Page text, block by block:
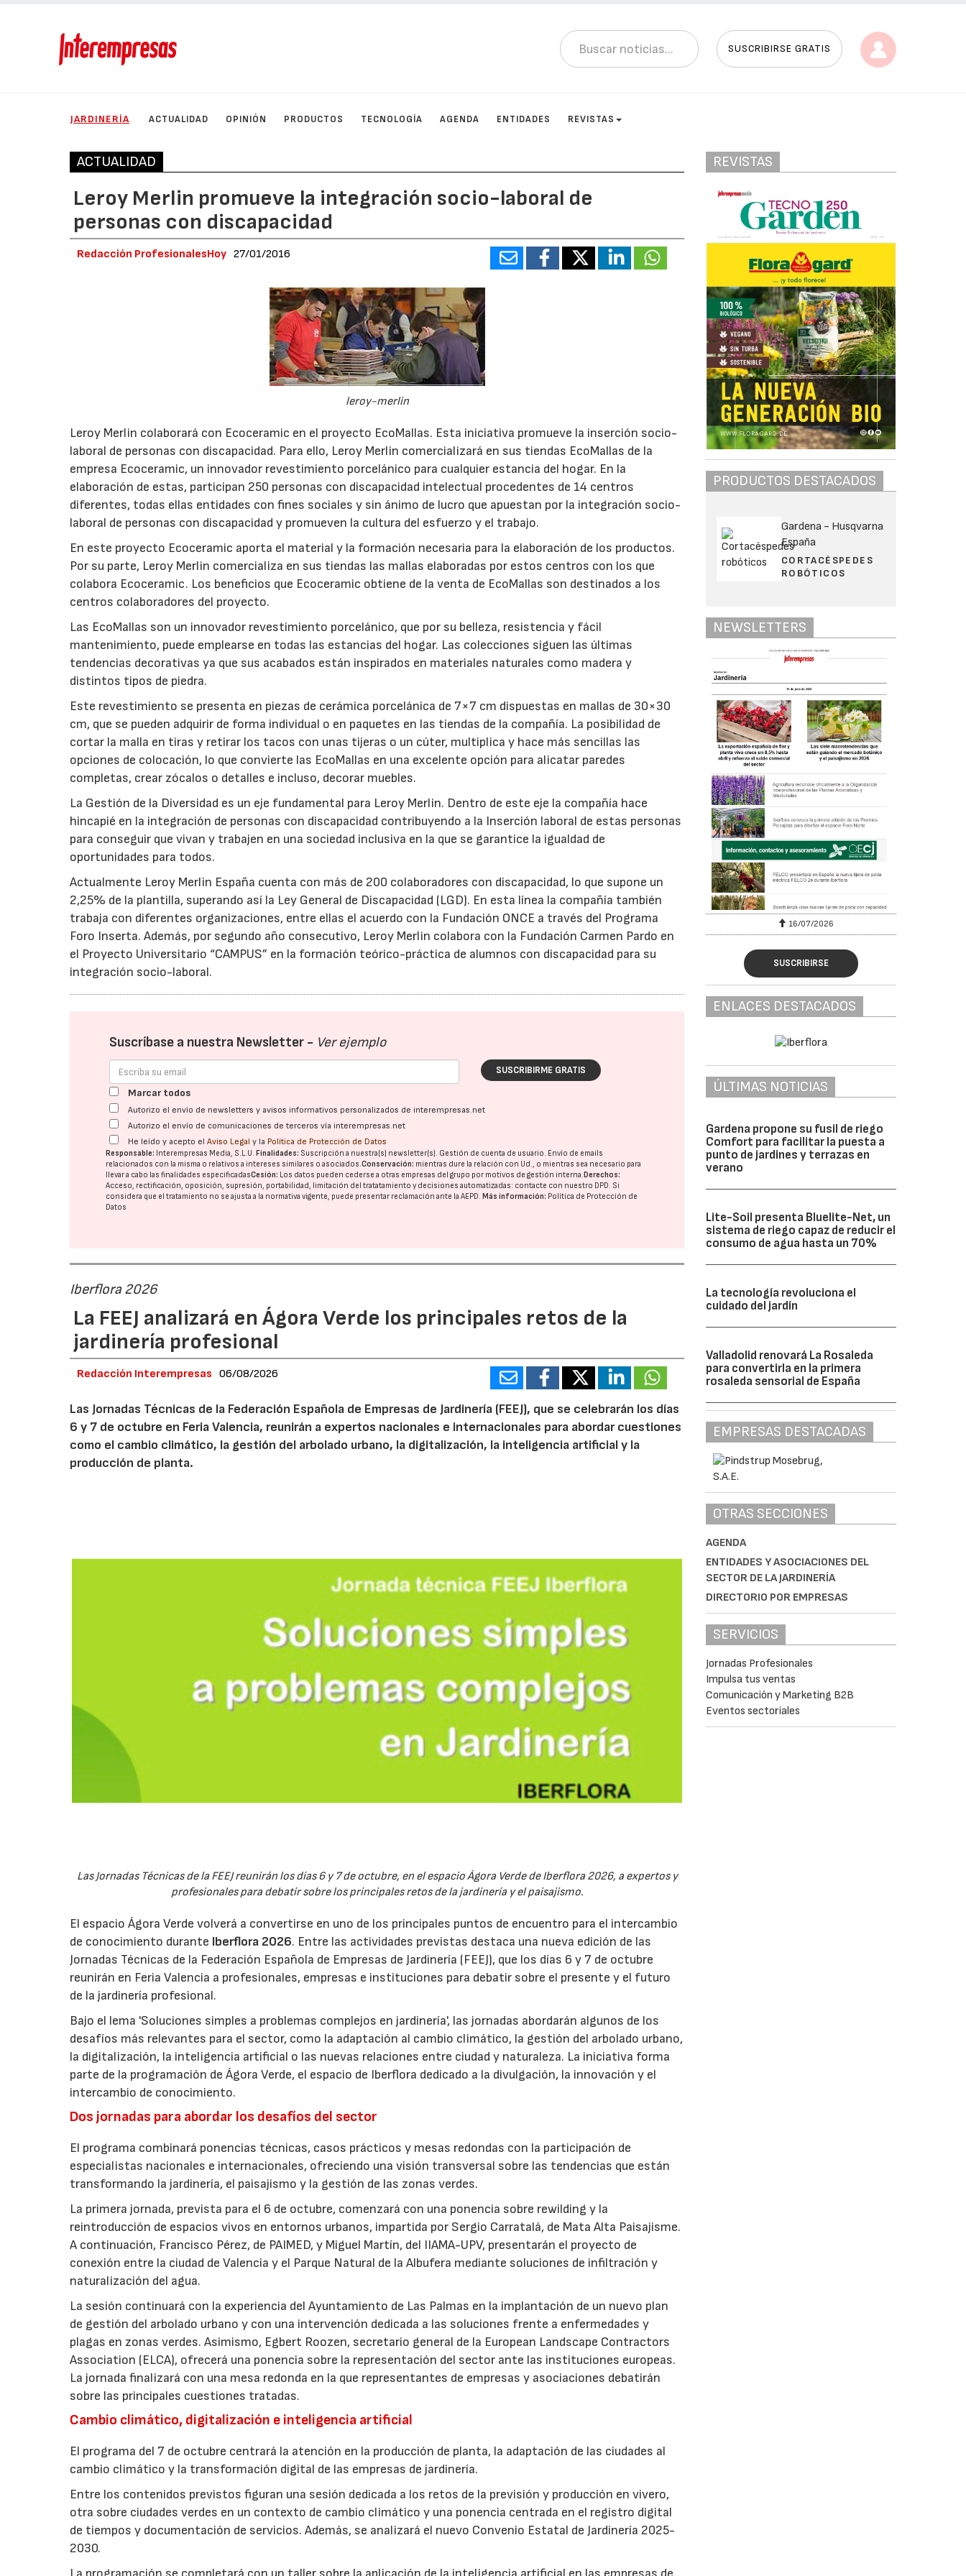
SUSCRIBIRSE GRATIS
JARDINERÍA ACTUALIDAD OPINIÓN PRODUCTOS TECNOLOGÍA AGENDA ENTIDADES REVISTAS
ACTUALIDAD
Leroy Merlin promueve la integración socio-laboral de
personas con discapacidad
Redacción ProfesionalesHoy 27/01/2016
leroy-merlin
Leroy Merlin colaborará con Ecoceramic en el proyecto EcoMallas. Esta iniciativa promueve la inserción socio-
laboral de personas con discapacidad. Para ello, Leroy Merlin comercializará en sus tiendas EcoMallas de la
empresa Ecoceramic, un innovador revestimiento porcelánico para cualquier estancia del hogar. En la
elaboración de estas, participan 250 personas con discapacidad intelectual procedentes de 14 centros
diferentes, todas ellas entidades con fines sociales y sin ánimo de lucro que apuestan por la integración socio-
laboral de personas con discapacidad y promueven la cultura del esfuerzo y el trabajo.
En este proyecto Ecoceramic aporta el material y la formación necesaria para la elaboración de los productos.
Por su parte, Leroy Merlin comercializa en sus tiendas las mallas elaboradas por estos centros con los que
colabora Ecoceramic. Los beneficios que Ecoceramic obtiene de la venta de EcoMallas son destinados a los
centros colaboradores del proyecto.
Las EcoMallas son un innovador revestimiento porcelánico, que por su belleza, resistencia y fácil
mantenimiento, puede emplearse en todas las estancias del hogar. Las colecciones siguen las últimas
tendencias decorativas ya que sus acabados están inspirados en materiales naturales como madera y
distintos tipos de piedra.
Este revestimiento se presenta en piezas de cerámica porcelánica de 7×7 cm dispuestas en mallas de 30×30
cm, que se pueden adquirir de forma individual o en paquetes en las tiendas de la compañía. La posibilidad de
cortar la malla en tiras y retirar los tacos con unas tijeras o un cúter, multiplica y hace más sencillas las
opciones de colocación, lo que convierte las EcoMallas en una excelente opción para alicatar paredes
completas, crear zócalos o detalles e incluso, decorar muebles.
La Gestión de la Diversidad es un eje fundamental para Leroy Merlin. Dentro de este eje la compañía hace
hincapié en la integración de personas con discapacidad contribuyendo a la Inserción laboral de estas personas
para conseguir que vivan y trabajen en una sociedad inclusiva en la que se garantice la igualdad de
oportunidades para todos.
Actualmente Leroy Merlin España cuenta con más de 200 colaboradores con discapacidad, lo que supone un
2,25% de la plantilla, superando así la Ley General de Discapacidad (LGD). En esta línea la compañía también
trabaja con diferentes organizaciones, entre ellas el acuerdo con la Fundación ONCE a través del Programa
Foro Inserta. Además, por segundo año consecutivo, Leroy Merlin colabora con la Fundación Carmen Pardo en
el Proyecto Universitario “CAMPUS” en la formación teórico-práctica de alumnos con discapacidad para su
integración socio-laboral.
Suscríbase a nuestra Newsletter - Ver ejemplo
SUSCRIBIRME GRATIS
Marcar todos
Autorizo el envío de newsletters y avisos informativos personalizados de interempresas.net
Autorizo el envío de comunicaciones de terceros vía interempresas.net
He leído y acepto elAviso Legal y la Política de Protección de Datos
Responsable: Interempresas Media, S.L.U. Finalidades: Suscripción a nuestra(s) newsletter(s). Gestión de cuenta de usuario. Envío de emails
relacionados con la misma o relativos a intereses similares o asociados.Conservación: mientras dure la relación con Ud., o mientras sea necesario para
llevar a cabo las finalidades especificadasCesión: Los datos pueden cederse a otras empresas del grupo por motivos de gestión interna. Derechos:
Acceso, rectificación, oposición, supresión, portabilidad, limitación del tratatamiento y decisiones automatizadas: contacte con nuestro DPD. Si
considera que el tratamiento no se ajusta a la normativa vigente, puede presentar reclamación ante laAEPD. Más información: Política de Protección de
Datos
Iberflora 2026
La FEEJ analizará en Ágora Verde los principales retos de la
jardinería profesional
Redacción Interempresas 06/08/2026
Las Jornadas Técnicas de la Federación Española de Empresas de Jardinería (FEEJ), que se celebrarán los días
6 y 7 de octubre en Feria Valencia, reunirán a expertos nacionales e internacionales para abordar cuestiones
como el cambio climático, la gestión del arbolado urbano, la digitalización, la inteligencia artificial y la
producción de planta.
Las Jornadas Técnicas de la FEEJ reunirán los días 6 y 7 de octubre, en el espacio Ágora Verde de Iberflora 2026, a expertos y
profesionales para debatir sobre los principales retos de la jardinería y el paisajismo.
El espacio Ágora Verde volverá a convertirse en uno de los principales puntos de encuentro para el intercambio
de conocimiento durante Iberflora 2026. Entre las actividades previstas destaca una nueva edición de las
Jornadas Técnicas de la Federación Española de Empresas de Jardinería (FEEJ), que los días 6 y 7 de octubre
reunirán en Feria Valencia a profesionales, empresas e instituciones para debatir sobre el presente y el futuro
de la jardinería profesional.
Bajo el lema 'Soluciones simples a problemas complejos en jardinería', las jornadas abordarán algunos de los
desafíos más relevantes para el sector, como la adaptación al cambio climático, la gestión del arbolado urbano,
la digitalización, la inteligencia artificial o las nuevas relaciones entre ciudad y naturaleza. La iniciativa forma
parte de la programación de Ágora Verde, el espacio de Iberflora dedicado a la divulgación, la innovación y el
intercambio de conocimiento.
Dos jornadas para abordar los desafíos del sector
El programa combinará ponencias técnicas, casos prácticos y mesas redondas con la participación de
especialistas nacionales e internacionales, ofreciendo una visión transversal sobre las tendencias que están
transformando la jardinería, el paisajismo y la gestión de las zonas verdes.
La primera jornada, prevista para el 6 de octubre, comenzará con una ponencia sobre rewilding y la
reintroducción de espacios vivos en entornos urbanos, impartida por Sergio Carratalá, de Mata Alta Paisajisme.
A continuación, Francisco Pérez, de PAIMED, y Miguel Martín, del IIAMA-UPV, presentarán el proyecto de
conexión entre la ciudad de Valencia y el Parque Natural de la Albufera mediante soluciones de infiltración y
naturalización del agua.
La sesión continuará con la experiencia del Ayuntamiento de Las Palmas en la implantación de un nuevo plan
de gestión del arbolado urbano y con una intervención dedicada a las soluciones frente a enfermedades y
plagas en zonas verdes. Asimismo, Egbert Roozen, secretario general de la European Landscape Contractors
Association (ELCA), ofrecerá una ponencia sobre la representación del sector ante las instituciones europeas.
La jornada finalizará con una mesa redonda en la que representantes de empresas y asociaciones debatirán
sobre las principales cuestiones tratadas.
Cambio climático, digitalización e inteligencia artificial
El programa del 7 de octubre centrará la atención en la producción de planta, la adaptación de las ciudades al
cambio climático y la transformación digital de las empresas de jardinería.
Entre los contenidos previstos figuran una sesión dedicada a los retos de la previsión y producción en vivero,
otra sobre ciudades verdes en un contexto de cambio climático y una ponencia centrada en el registro digital
de tiempos y documentación de servicios. Además, se analizará el nuevo Convenio Estatal de Jardinería 2025-
2030.
REVISTAS
PRODUCTOS DESTACADOS
Gardena - Husqvarna
España
CORTACÉSPEDES
ROBÓTICOS
NEWSLETTERS
16/07/2026 30/07/2026 16/07/2026
SUSCRIBIRSE
ENLACES DESTACADOS
ÚLTIMAS NOTICIAS
Gardena propone su fusil de riego
Comfort para facilitar la puesta a
punto de jardines y terrazas en
verano
Lite-Soil presenta Bluelite-Net, un
sistema de riego capaz de reducir el
consumo de agua hasta un 70%
La tecnología revoluciona el
cuidado del jardín
Valladolid renovará La Rosaleda
para convertirla en la primera
rosaleda sensorial de España
EMPRESAS DESTACADAS
OTRAS SECCIONES
AGENDA
ENTIDADES Y ASOCIACIONES DEL
SECTOR DE LA JARDINERÍA
DIRECTORIO POR EMPRESAS
SERVICIOS
Jornadas Profesionales
Impulsa tus ventas
Comunicación y Marketing B2B
Eventos sectoriales